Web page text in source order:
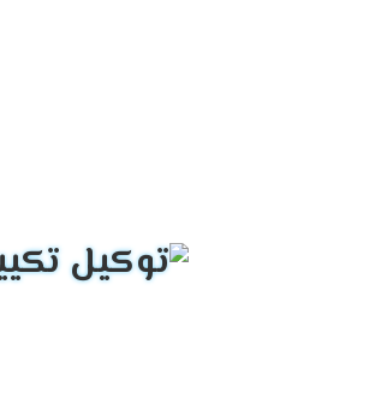
بتنظيف الفلاتر من
التميز بالتبريد
علشان تقدر تتخلص من
لانقطاع الكهرباء